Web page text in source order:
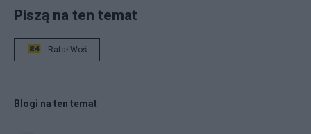
Piszą na ten temat
Rafał Woś
Blogi na ten temat